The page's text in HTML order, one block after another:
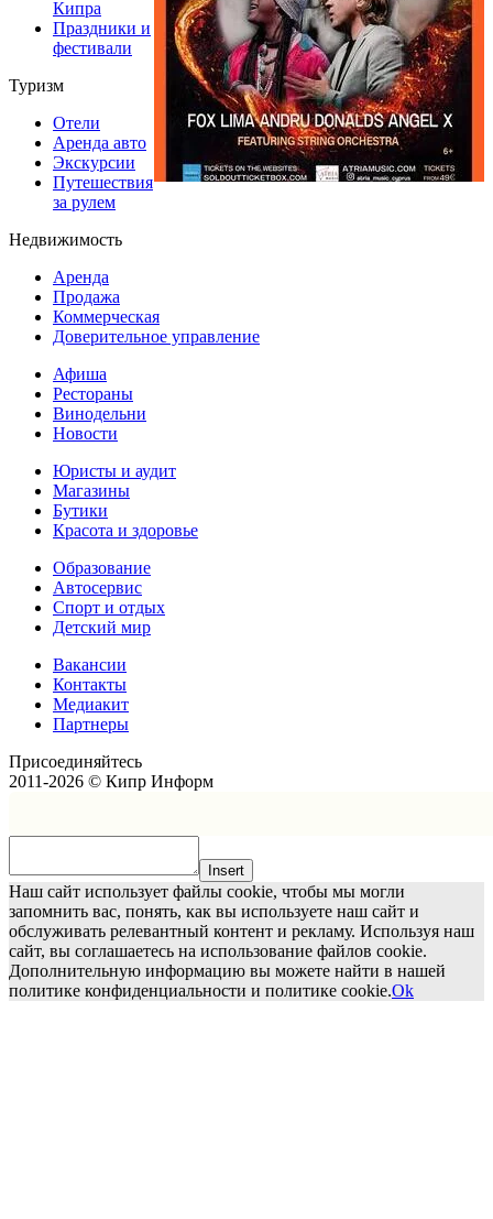
Кипра
Праздники и
фестивали
Туризм
Отели
Аренда авто
Экскурсии
Путешествия
за рулем
Недвижимость
Аренда
Продажа
Коммерческая
Доверительное управление
Афиша
Рестораны
Винодельни
Новости
Юристы и аудит
Магазины
Бутики
Красота и здоровье
Образование
Автосервис
Спорт и отдых
Детский мир
Вакансии
Контакты
Медиакит
Партнеры
Присоединяйтесь
2011-2026 © Кипр Информ
Insert
Наш сайт использует файлы cookie, чтобы мы могли
запомнить вас, понять, как вы используете наш сайт и
обслуживать релевантный контент и рекламу. Используя наш
сайт, вы соглашаетесь на использование файлов cookie.
Дополнительную информацию вы можете найти в нашей
политике конфиденциальности и политике cookie.Ok